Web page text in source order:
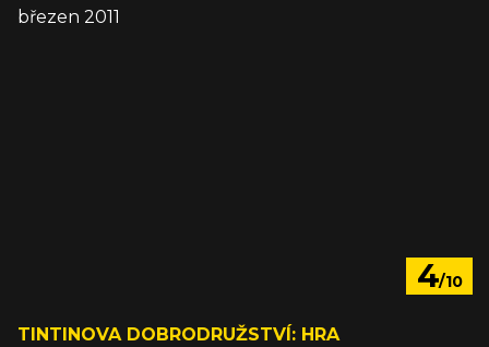
březen 2011
4/10
TINTINOVA DOBRODRUŽSTVÍ: HRA